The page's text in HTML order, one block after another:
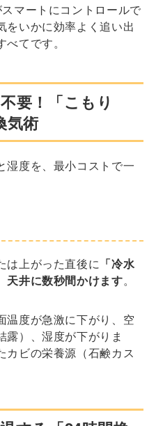
マートにコントロールで
をいかに効率よく追い出
てです。
要！「こもり
気術
湿度を、最小コストで一
は上がった直後に 「冷水
天井に数秒間かけます。
温度が急激に下がり、空
）、湿度が下がりま
カビの栄養源（石鹸カス